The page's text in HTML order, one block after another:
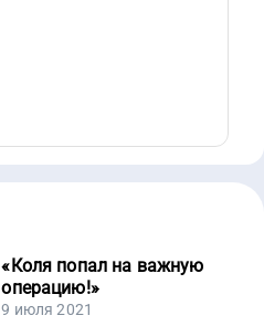
«Коля попал на важную
операцию!»
9 июля 2021